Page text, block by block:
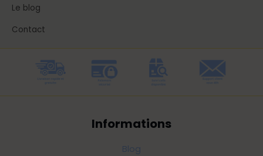
Le blog
Contact
Informations
Blog